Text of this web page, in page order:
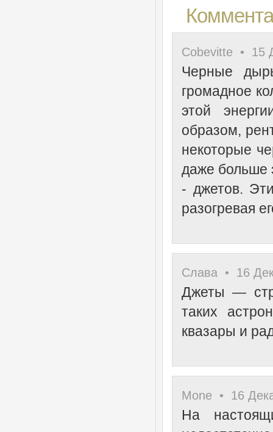
Cobevitte • 15
Черные
громадное
этой
образом,
некоторые
даже больше
- джетов.
разогревая
Слава • 16
Джеты —
таких
квазары и
Mone • 16
На